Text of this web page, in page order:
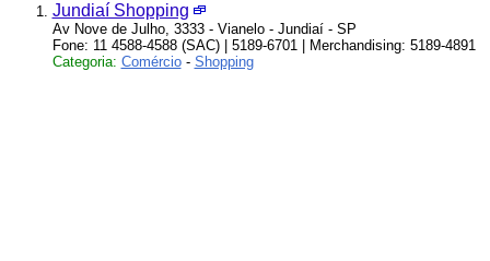
Jundiaí Shopping
Av Nove de Julho, 3333 - Vianelo - Jundiaí - SP
Fone: 11 4588-4588 (SAC) | 5189-6701 | Merchandising: 5189-4891
Categoria: Comércio- Shopping